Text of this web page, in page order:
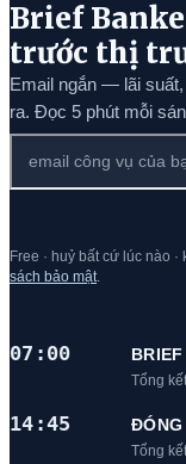
Brief
trước thị
Email ngắn — lãi
ra. Đọc 5 phút mỗi
Free · huỷ bất cứ lúc nào
sách bảo mật
07:00
Tổng
14:45 ĐÓNG
Tổng